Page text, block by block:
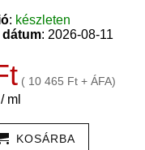
: készleten
dátum: 2026-08-11
( 10 465 Ft + ÁFA)
ml
KOSÁRBA